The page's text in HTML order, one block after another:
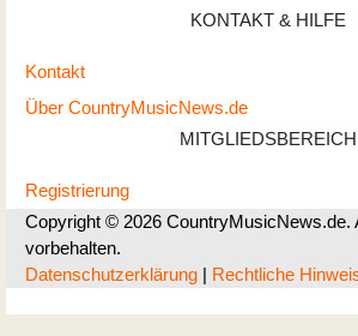
KONTAKT & HILFE
Kontakt
Über CountryMusicNews.de
MITGLIEDSBEREICH
Registrierung
Copyright © 2026 CountryMusicNews.de.
vorbehalten.
Datenschutzerklärung | Rechtliche